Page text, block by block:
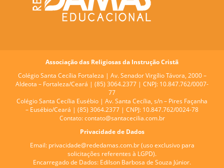
Associação das Religiosas da Instrução Cristã
Colégio Santa Cecília Fortaleza | Av. Senador Virgílio Távora, 2000 –
Aldeota – Fortaleza/Ceará | (85) 3064.2377 | CNPJ: 10.847.762/0007-
77
Colégio Santa Cecília Eusébio | Av. Santa Cecília, s/n – Pires Façanha
– Eusébio/Ceará | (85) 3064.2377 | CNPJ: 10.847.762/0024-78
Contato: contato@santacecilia.com.br
Privacidade de Dados
Email: privacidade@rededamas.com.br(uso exclusivo para
solicitações referentes à LGPD).
Encarregado de Dados: Edilson Barbosa de Souza Júnior.